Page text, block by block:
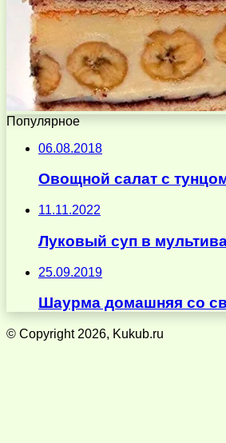
Популярное
06.08.2018
Овощной салат с
11.11.2022
Луковый суп в
25.09.2019
Шаурма домашняя со
© Copyright 2026, Kukub.ru